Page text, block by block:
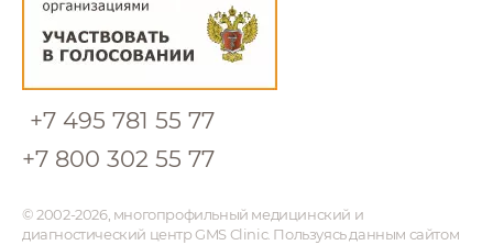
+7 495 781 55 77
+7 800 302 55 77
© 2002-2026, многопрофильный медицинский и
диагностический центр GMS Clinic. Пользуясь данным сайтом